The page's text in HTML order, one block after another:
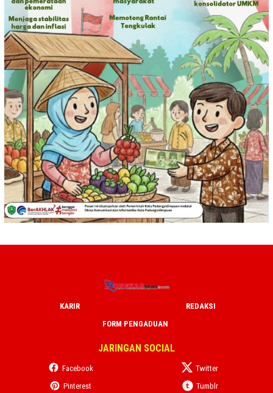
KARIR
REDAKSI
FORM PENGADUAN
JARINGAN SOCIAL
Facebook
Twitter
Pinterest
Tumblr